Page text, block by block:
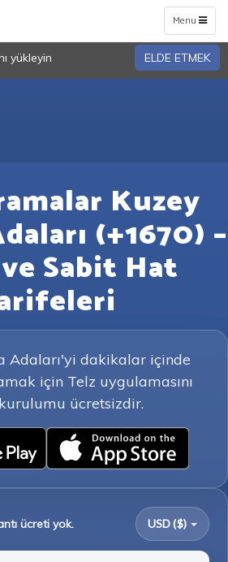
Toggle
navigation
Menu
yükleyin ELDE ETMEK
Kuzey
(+1670) –
Sabit Hat
Adaları'yi dakikalar içinde
için Telz uygulamasını
ücretsizdir.
ücreti yok. USD ($)